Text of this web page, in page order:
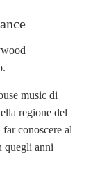
music di
regione del
conoscere al
quegli anni